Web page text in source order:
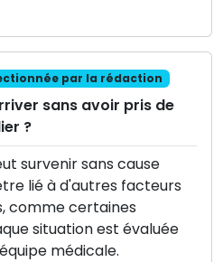
par la rédaction
sans avoir pris de
?
survenir sans cause
lié à d'autres facteurs
comme certaines
situation est évaluée
médicale.